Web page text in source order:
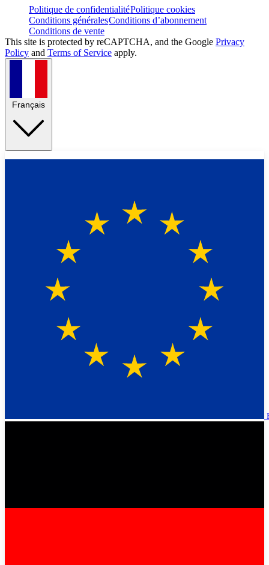
Politique de confidentialitéPolitique cookies
Conditions généralesConditions d’abonnement
Conditions de vente
This site is protected by reCAPTCHA, and the Google Privacy
Policy and Terms of Service apply.
Français